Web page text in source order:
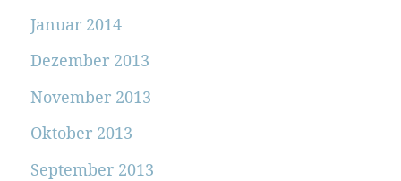
Januar 2014
Dezember 2013
November 2013
Oktober 2013
September 2013